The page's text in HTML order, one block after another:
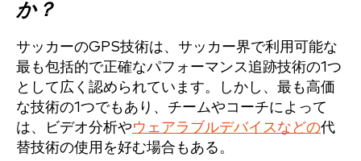
か？
サッカーのGPS技術は、サッカー界で利用可能な
最も包括的で正確なパフォーマンス追跡技術の1つ
として広く認められています。しかし、最も高価
な技術の1つでもあり、チームやコーチによって
は、ビデオ分析やウェアラブルデバイスなどの代
替技術の使用を好む場合もある。